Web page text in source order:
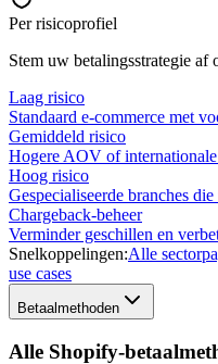
Per risicoprofiel
Stem uw betalingsstrategie af
Laag risico
Standaard e-commerce met
Gemiddeld risico
Hogere AOV of
Hoog risico
Gespecialiseerde branches
Chargeback-beheer
Verminder geschillen en
Snelkoppelingen:Alle
use cases
Betaalmethoden
Alle Shopify-